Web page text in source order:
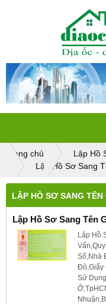
Trang chủ
Lập Hồ
Lập Hồ Sơ Sang
LẬP HỒ SƠ SANG
Lập Hồ Sơ Sang Tên
Lập Hồ
Sổ,Nhà
Đỏ,Giấy
Sử